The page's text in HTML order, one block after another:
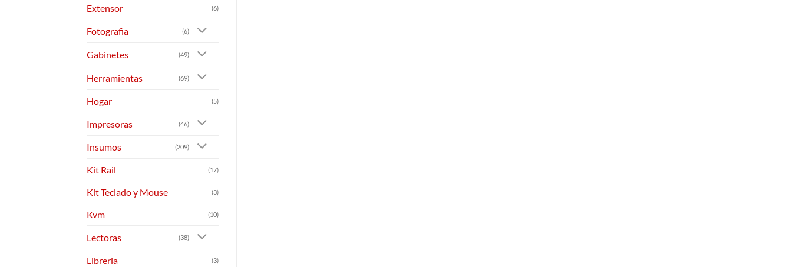
Extensor (6)
Fotografia (6)
Gabinetes (49)
Herramientas (69)
Hogar (5)
Impresoras (46)
Insumos (209)
Kit Rail (17)
Kit Teclado y Mouse (3)
Kvm (10)
Lectoras (38)
Libreria (3)